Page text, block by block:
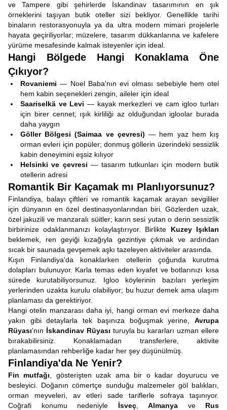
ve Tampere gibi şehirlerde İskandinav tasarımının en şık
örneklerini taşıyan butik oteller sizi bekliyor. Genellikle tarihi
binaların restorasyonuyla ya da ultra modern mimari projelerle
hayata geçiriliyorlar; müzelere, tasarım dükkanlarına ve kafelere
yürüme mesafesinde kalmak isteyenler için ideal.
Hangi Bölgede Hangi Konaklama Öne
Çıkıyor?
Rovaniemi — Noel Baba'nın evi olması sebebiyle hem otel
hem kabin seçenekleri zengin, aileler için ideal
Saariselkä ve Levi — kayak merkezleri ve cam igloo turları
için birer cennet; ışık kirliliği az olduğundan igloolar burada
daha yaygın
Göller Bölgesi (Saimaa ve çevresi) — hem yaz hem kış
orman evleri için popüler; donmuş göllerin üzerindeki sessizlik
kabin deneyimini eşsiz kılıyor
Helsinki ve çevresi — tasarım tutkunları için modern butik
otellerin adresi
Romantik Bir Kaçamak mı Planlıyorsunuz?
Finlandiya, balayı çiftleri ve romantik kaçamak arayan sevgililer
için dünyanın en özel destinasyonlarından biri. Gözlerden uzak,
özel jakuzili ve manzaralı süitler; karın sesi yutan o derin sessizlik
birbirinize odaklanmanızı kolaylaştırıyor. Birlikte Kuzey Işıkları
beklemek, ren geyiği kızağıyla gezintiye çıkmak ve ardından
sıcak bir saunada gevşemek aşkı tazeleyen aktiviteler arasında.
Kışın Finlandiya'da konaklarken otellerin çoğunda kurutma
dolapları bulunuyor. Karla temas eden kıyafet ve botlarınızı kısa
sürede kurutabiliyorsunuz. Igloo köylerinin bazıları yerleşim
yerlerinden uzakta kurulu olabiliyor; bu huzur demek ama ulaşım
planlaması da gerektiriyor.
Hangi otelin manzarası daha iyi, hangi orman evi merkeze daha
yakın gibi detaylarla tek başınıza boğuşmak yerine, Avrupa
Rüyası'nın İskandinav Rüyası turuyla bu kararları uzman ellere
bırakabilirsiniz. Konaklamadan transferlere, aktivite
planlamasından rehberliğe kadar her şey düşünülmüş.
Finlandiya'da Ne Yenir?
Fin mutfağı , gösterişten uzak ama bir o kadar doyurucu ve
besleyici. Doğanın cömertçe sunduğu malzemeler göl balıkları,
orman meyveleri, av etleri sade tariflerle sofraya taşınıyor.
Coğrafi konumu nedeniyle İsveç, Almanya ve Rus